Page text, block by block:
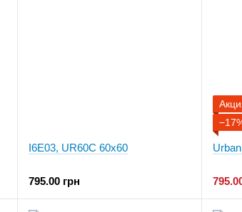
I6E03, UR60C 60x60
795.00 грн